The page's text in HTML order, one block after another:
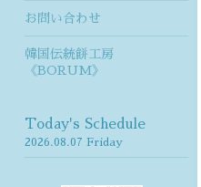
お問い合わせ
韓国伝統餅工房
《BORUM》
Today's Schedule
2026.08.07 Friday